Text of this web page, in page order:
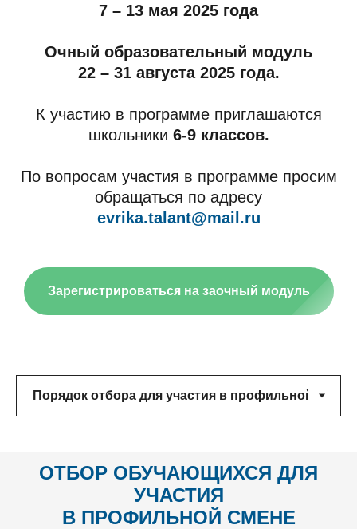
7 – 13 мая 2025 года
Очный образовательный модуль
22 – 31 августа 2025 года.
К участию в программе приглашаются
школьники 6-9 классов.
По вопросам участия в программе просим
обращаться по адресу
evrika.talant@mail.ru
Зарегистрироваться на заочный модуль
ОТБОР ОБУЧАЮЩИХСЯ ДЛЯ
УЧАСТИЯ
В ПРОФИЛЬНОЙ СМЕНЕ